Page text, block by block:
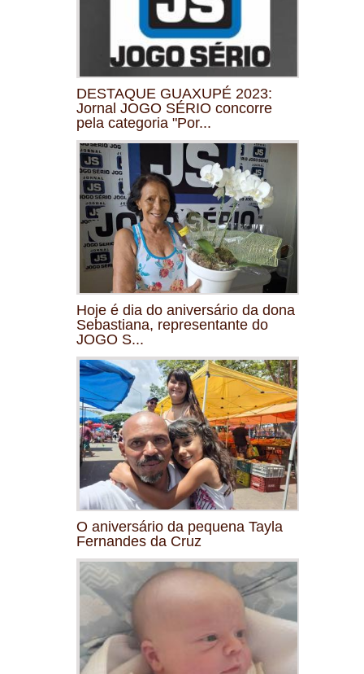
DESTAQUE GUAXUPÉ 2023:
Jornal JOGO SÉRIO concorre
pela categoria "Por...
Hoje é dia do aniversário da dona
Sebastiana, representante do
JOGO S...
O aniversário da pequena Tayla
Fernandes da Cruz